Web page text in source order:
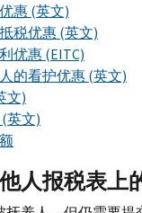
惠 (英文)
税优惠 (英文)
优惠 (EITC)
的看护优惠 (英文)
文)
英文)
人报税表上